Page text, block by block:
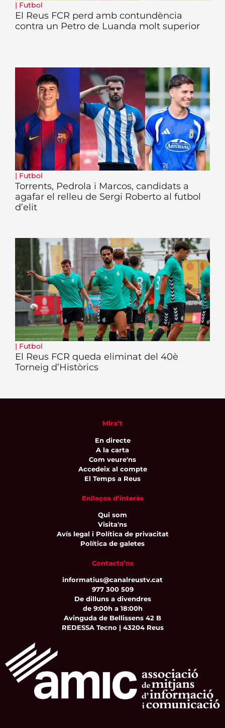
| Futbol
El Reus FCR perd amb contundència
contra un Petro de Luanda molt superior
| Futbol
Torrents, Pedrola i Marcos, candidats a
agafar el relleu de Sergi Roberto al futbol
d’elit
| Futbol
El Reus FCR queda eliminat del 40è
Torneig d’Històrics
Mira’t
En directe
A la carta
Com veure'ns
Accedeix al compte
El Temps a Reus
Enllaços d’interès
Qui som
Visita'ns
Avís legal i Política de privacitat
Política de galetes
Contacta’ns
informatius@canalreustv.cat
977 300 509
De dilluns a divendres
de 9:00h a 18:00h
Avinguda de Bellissens 42 B
REDESSA Tecno | 43204 Reus